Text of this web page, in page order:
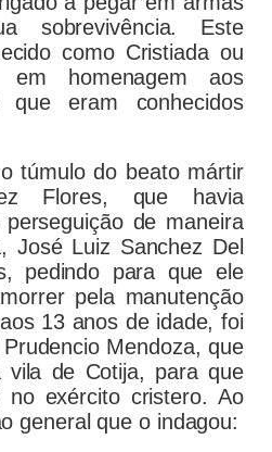
sobrevivência. Este
como Cristiada ou
em homenagem aos
que eram conhecidos
túmulo do beato mártir
Flores, que havia
de maneira
José Luiz Sanchez Del
pedindo para que ele
pela manutenção
13 anos de idade, foi
Mendoza, que
de Cotija, para que
no exército cristero. Ao
general que o indagou: